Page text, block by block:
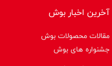
آخرین اخبار بوش
مقالات محصولات بوش
جشنواره های بوش